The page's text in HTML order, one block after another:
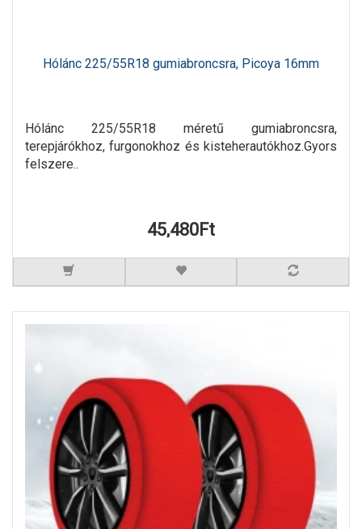
Hólánc 225/55R18 gumiabroncsra, Picoya 16mm
Hólánc 225/55R18 méretű gumiabroncsra,
terepjárókhoz, furgonokhoz és kisteherautókhoz.Gyors
felszere..
45,480Ft